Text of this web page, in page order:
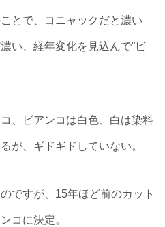
とで、コニャックだと濃い
い、経年変化を見込んで”ビ
、ビアンコは白色、白は染料
が、ギドギドしていない。
ですが、15年ほど前のカット
コに決定。